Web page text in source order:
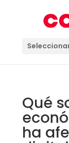
Qué
ha